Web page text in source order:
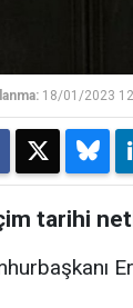
18/01/2023
tarihi